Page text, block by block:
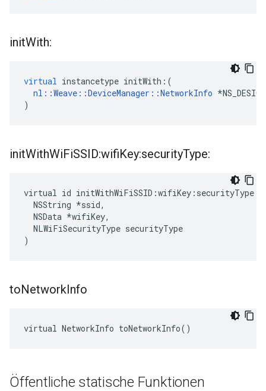
initWith:
virtual instancetype initWith :(
nl ::Weave ::DeviceManager ::NetworkInfo *
)
initWithWiFiSSID:wifiKey:securityType:
virtual id initWithWiFiSSID:wifiKey:securityType:(
  NSString *ssid,
  NSData *wifiKey,
  NLWiFiSecurityType securityType
)
toNetworkInfo
virtual NetworkInfo toNetworkInfo()
Öffentliche statische Funktionen